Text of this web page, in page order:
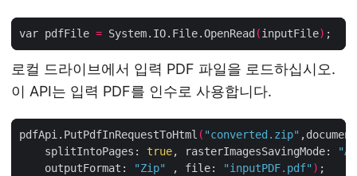
var pdfFile = System.IO.File.OpenRead (inputFile)
로컬 드라이브에서 입력 PDF 파일을 로드하십시오.
이 API는 입력 PDF를 인수로 사용합니다.
pdfApi.PutPdfInRequestToHtml ( "converted.zip"
    splitIntoPages:
true, rasterImagesSavingMode:
    outputFormat:
"Zip" , file: "inputPDF.pdf" )